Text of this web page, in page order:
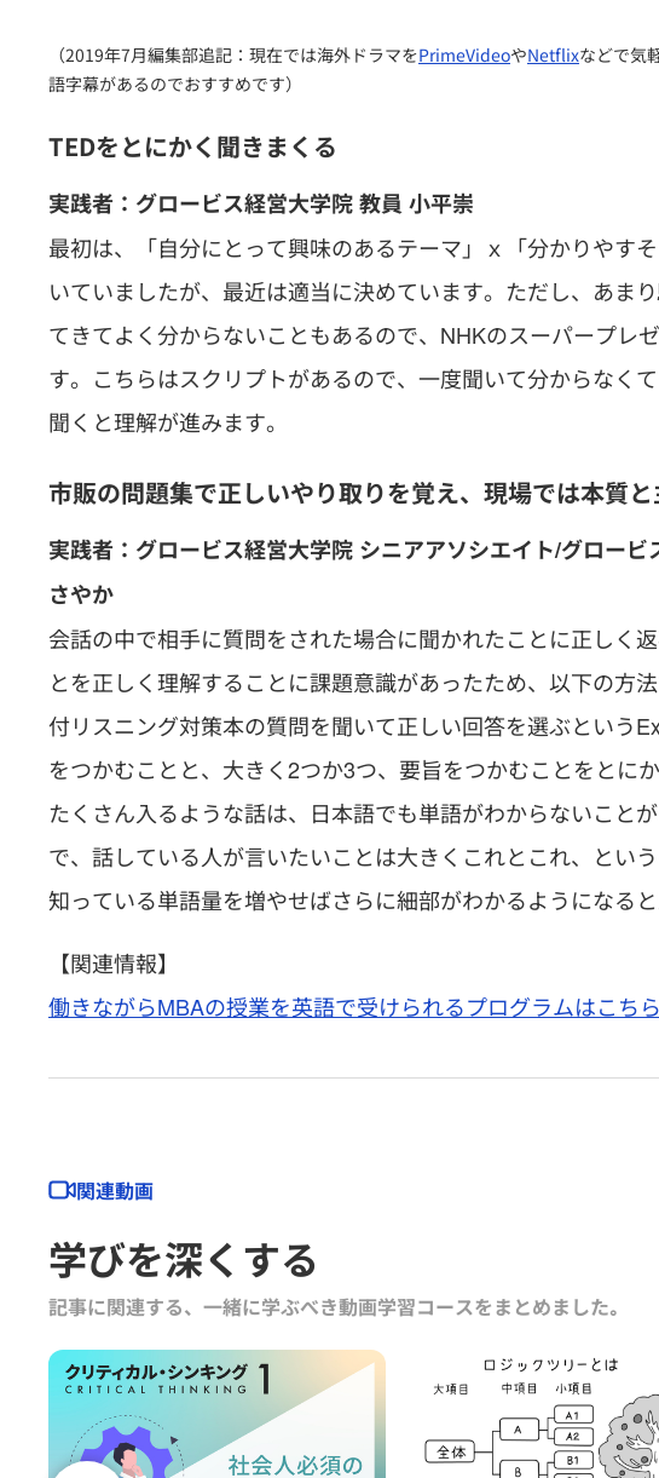
（2019年7月編集部追記：現在では海外ドラマをPrimeVideoやNetflixなどで気
語字幕があるのでおすすめです）
TEDをとにかく聞きまくる
実践者：グロービス経営大学院 教員 小平崇
最初は、「自分にとって興味のあるテーマ」ｘ「分かりやす
いていましたが、最近は適当に決めています。ただし、あま
てきてよく分からないこともあるので、NHKのスーパープレ
す。こちらはスクリプトがあるので、一度聞いて分からなく
聞くと理解が進みます。
市販の問題集で正しいやり取りを覚え、現場では本質
実践者：グロービス経営大学院 シニアアソシエイト/グロービ
さやか
会話の中で相手に質問をされた場合に聞かれたことに正しく
とを正しく理解することに課題意識があったため、以下の方
付リスニング対策本の質問を聞いて正しい回答を選ぶという
をつかむことと、大きく2つか3つ、要旨をつかむことをとに
たくさん入るような話は、日本語でも単語がわからないこと
で、話している人が言いたいことは大きくこれとこれ、とい
知っている単語量を増やせばさらに細部がわかるようになると
【関連情報】
働きながらMBAの授業を英語で受けられるプログラムはこちら
関連動画
学びを深くする
記事に関連する、一緒に学ぶべき動画学習コースをまとめました｡